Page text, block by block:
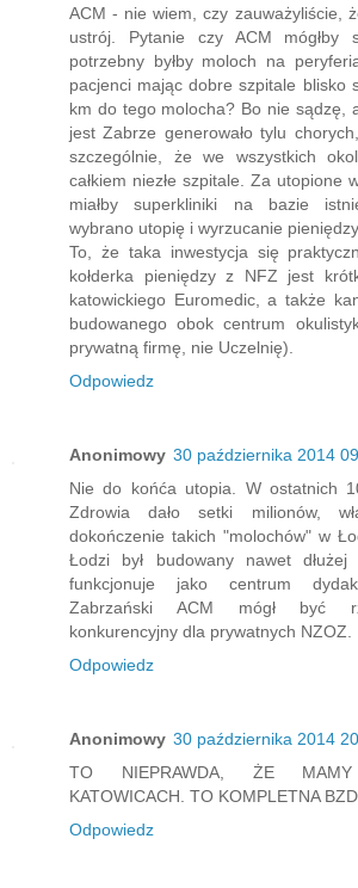
ACM - nie wiem, czy zauważyliście,
ustrój. Pytanie czy ACM mógłby
potrzebny byłby moloch na
pacjenci mając dobre szpitale blisko
km do tego molocha? Bo nie sądzę,
jest Zabrze generowało tylu
szczególnie, że we wszystkich
całkiem niezłe szpitale. Za utopione
miałby superkliniki na bazie
wybrano utopię i wyrzucanie pieniędzy
To, że taka inwestycja się
kołderka pieniędzy z NFZ jest
katowickiego Euromedic, a także
budowanego obok centrum
prywatną firmę, nie Uczelnię).
Odpowiedz
Anonimowy 30 października 2014
Nie do końća utopia. W ostatnich
Zdrowia dało setki milionów,
dokończenie takich "molochów" w
Łodzi był budowany nawet
funkcjonuje jako centrum
Zabrzański ACM mógł być
konkurencyjny dla prywatnych NZOZ.
Odpowiedz
Anonimowy 30 października 2014
TO NIEPRAWDA, ŻE
KATOWICACH. TO KOMPLETNA
Odpowiedz